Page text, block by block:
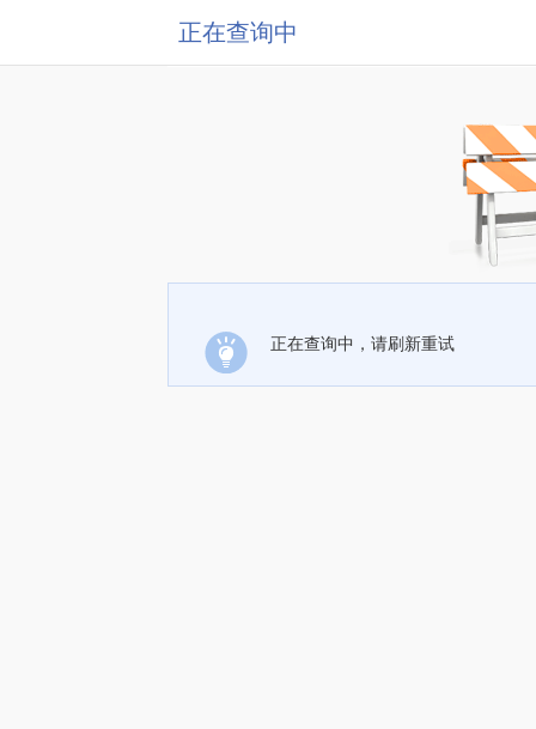
正在查询中
正在查询中，请刷新重试